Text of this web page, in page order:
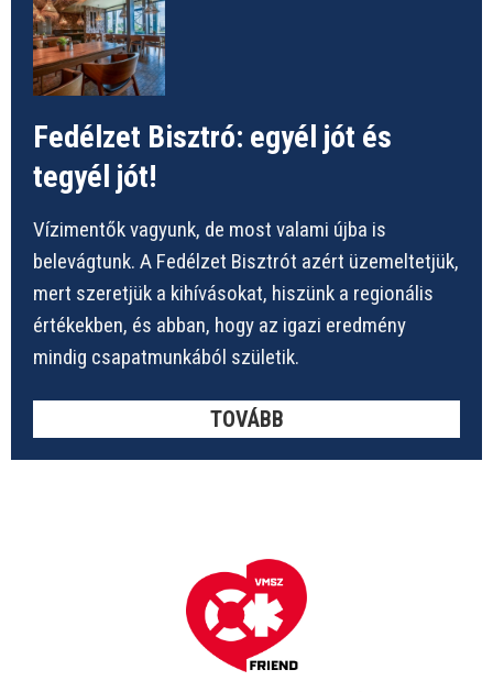
Fedélzet Bisztró: egyél jót és
tegyél jót!
Vízimentők vagyunk, de most valami újba is
belevágtunk. A Fedélzet Bisztrót azért üzemeltetjük,
mert szeretjük a kihívásokat, hiszünk a regionális
értékekben, és abban, hogy az igazi eredmény
mindig csapatmunkából születik.
TOVÁBB